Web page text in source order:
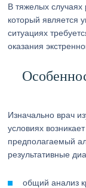
В тяжелых случаях
который является
ситуациях
оказания
Изначально врач
условиях
предполагаемый
результативные
общий анализ